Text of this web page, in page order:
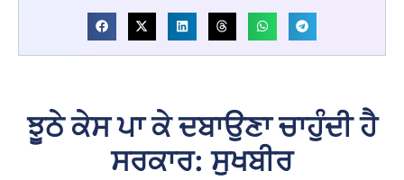
ਝੂਠੇ ਕੇਸ ਪਾ ਕੇ ਦਬਾਉਣਾ ਚਾਹੁੰਦੀ ਹੈ
ਸਰਕਾਰ: ਸੁਖਬੀਰ